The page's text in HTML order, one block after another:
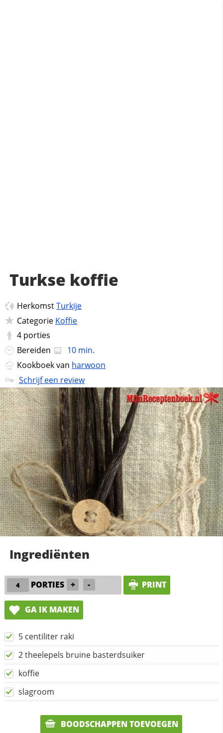
Turkse koffie
HerkomstTurkije
Categorie Koffie
4 porties
Bereiden
10 min.
Kookboek van harwoon
Schrijf een review
Ingrediënten
PORTIES + - PRINT
GA IK MAKEN
5 centiliter raki
2 theelepels bruine basterdsuiker
koffie
slagroom
BOODSCHAPPEN TOEVOEGEN